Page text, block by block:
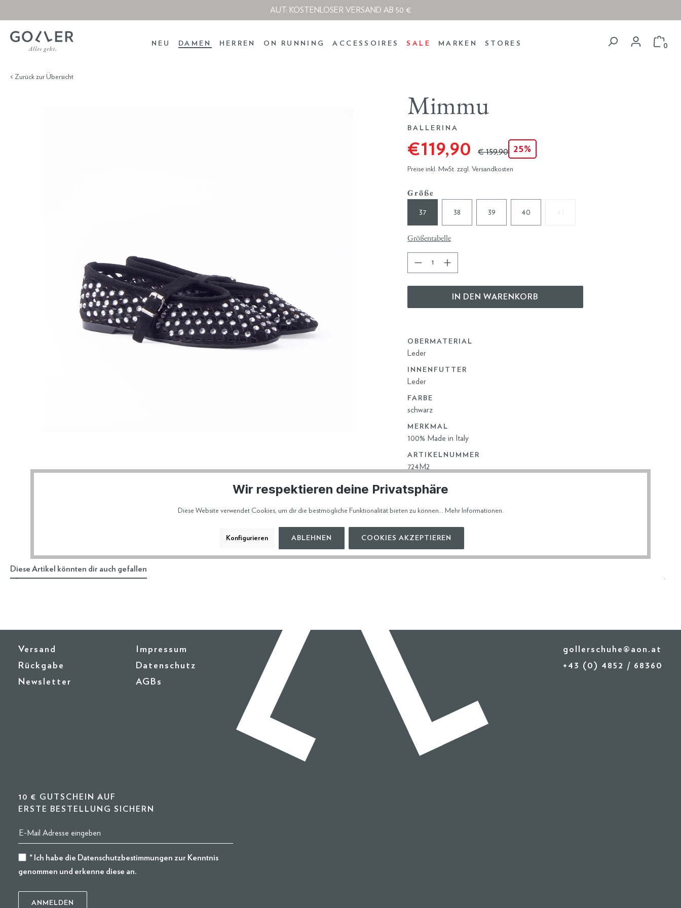
AUT: KOSTENLOSER VERSAND AB 50 €
NEU DAMEN HERREN ON RUNNING ACCESSOIRES SALE MARKEN STORES 0
< Zurück zur Übersicht
Mimmu
BALLERINA
€ 119,90 € 159,90 25%
Preise inkl. MwSt. zzgl. Versandkosten
Größe
37 38 39 40
Größentabelle
IN DEN WARENKORB
OBERMATERIAL
Leder
INNENFUTTER
Leder
FARBE
schwarz
MERKMAL
100% Made in Italy
ARTIKELNUMMER
724M2
Diese Artikel könnten dir auch gefallen
Versand
Rückgabe
Newsletter
Impressum
Datenschutz
AGBs
10 € GUTSCHEIN AUF
ERSTE BESTELLUNG SICHERN
* Ich habe die Datenschutzbestimmungen zur Kenntnis
genommen und erkenne diese an.
gollerschuhe@aon.at
+43 (0) 4852 / 68360
Wir respektieren deine Privatsphäre
Diese Website verwendet Cookies, um dir die bestmögliche Funktionalität bieten zu können... Mehr Informationen.
Konfigurieren ABLEHNEN COOKIES AKZEPTIEREN